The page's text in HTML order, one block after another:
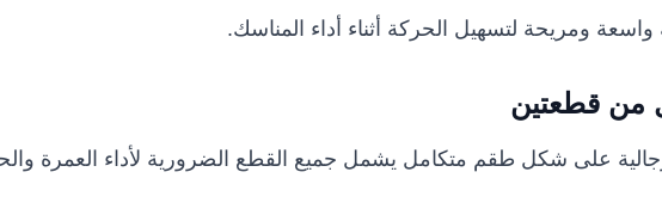
واسعة ومريحة لتسهيل الحركة أثناء أداء المناسك.
من قطعتين
على شكل طقم متكامل يشمل جميع القطع الضرورية لأداء العمرة